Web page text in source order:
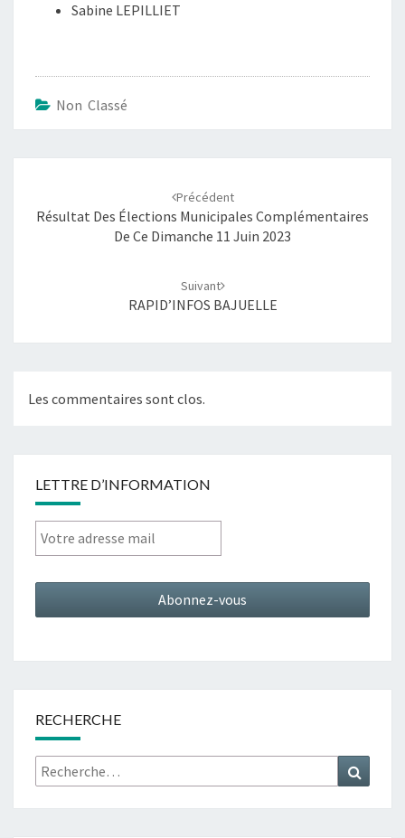
Sabine LEPILLIET
Non Classé
Précédent
Résultat Des Élections Municipales Complémentaires
De Ce Dimanche 11 Juin 2023
Suivant
RAPID’INFOS BAJUELLE
Les commentaires sont clos.
LETTRE D’INFORMATION
RECHERCHE
Rechercher :